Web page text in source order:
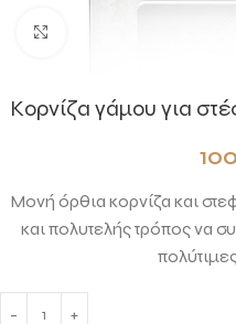
Κορνίζα γάμου για
Μονή όρθια κορνίζα και
και πολυτελής τρόπος να